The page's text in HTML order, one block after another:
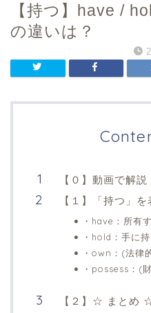
【持つ】have /
の違いは？
【０】動画で解説
【１】「持つ」
・have：所有
・hold：手に
・own：(法律
・possess：(
【２】☆ まとめ